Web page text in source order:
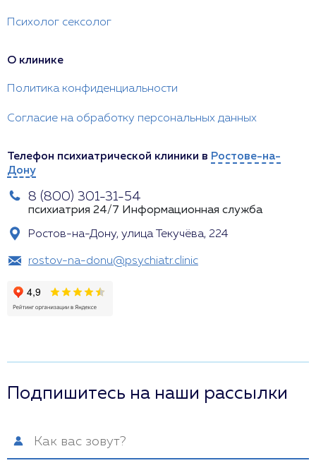
Психолог сексолог
О клинике
Политика конфиденциальности
Согласие на обработку персональных данных
Телефон психиатрической клиники в Ростове-на-
Дону
8 (800) 301-31-54
психиатрия 24/7 Информационная служба
Ростов-на-Дону, улица Текучёва, 224
rostov-na-donu@psychiatr.clinic
Подпишитесь на наши рассылки